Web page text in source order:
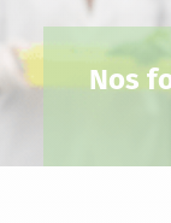
Nos